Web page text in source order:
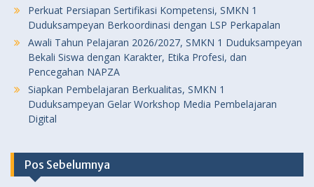
Perkuat Persiapan Sertifikasi Kompetensi, SMKN 1
Duduksampeyan Berkoordinasi dengan LSP Perkapalan
Awali Tahun Pelajaran 2026/2027, SMKN 1 Duduksampeyan
Bekali Siswa dengan Karakter, Etika Profesi, dan
Pencegahan NAPZA
Siapkan Pembelajaran Berkualitas, SMKN 1
Duduksampeyan Gelar Workshop Media Pembelajaran
Digital
Pos Sebelumnya